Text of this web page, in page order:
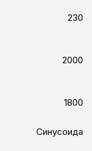
230
2000
1800
Синусоида